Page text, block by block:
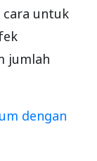
cara untuk
jumlah
dengan